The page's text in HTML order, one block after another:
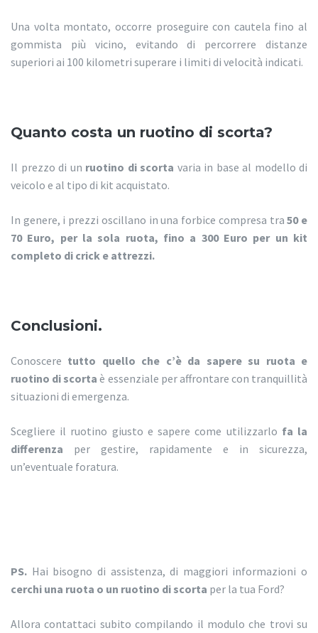
Una volta montato, occorre proseguire con cautela fino al
gommista più vicino, evitando di percorrere distanze
superiori ai 100 kilometri superare i limiti di velocità indicati.
Quanto costa un ruotino di scorta?
Il prezzo di un ruotino di scorta varia in base al modello di
veicolo e al tipo di kit acquistato.
In genere, i prezzi oscillano in una forbice compresa tra50 e
70 Euro, per la sola ruota, fino a 300 Euro per un kit
completo di crick e attrezzi.
Conclusioni.
Conoscere tutto quello che c’è da sapere su ruota e
ruotino di scorta è essenziale per affrontare con tranquillità
situazioni di emergenza.
Scegliere il ruotino giusto e sapere come utilizzarlo fa la
differenza per gestire, rapidamente e in sicurezza,
un’eventuale foratura.
PS. Hai bisogno di assistenza, di maggiori informazioni o
cerchi una ruota o un ruotino di scorta per la tua Ford?
Allora contattaci subito compilando il modulo che trovi su